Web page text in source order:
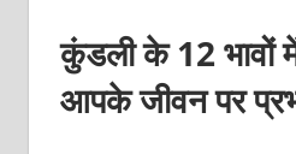
कुंडली के 12 भावों
आपके जीवन पर